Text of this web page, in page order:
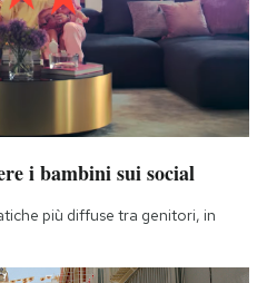
i bambini sui social
più diffuse tra genitori, in